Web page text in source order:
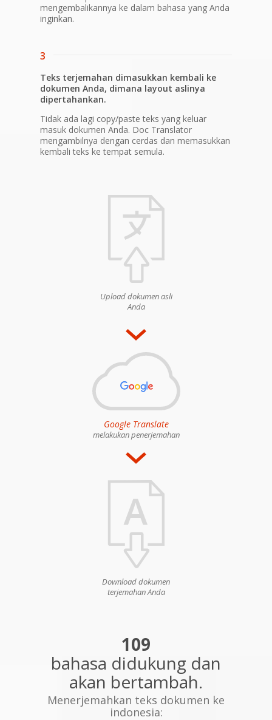
mengembalikannya ke dalam bahasa yang Anda
inginkan.
3
Teks terjemahan dimasukkan kembali ke
dokumen Anda, dimana layout aslinya
dipertahankan.
Tidak ada lagi copy/paste teks yang keluar
masuk dokumen Anda. Doc Translator
mengambilnya dengan cerdas dan memasukkan
kembali teks ke tempat semula.
Upload dokumen asli
Anda
Google Translate
melakukan penerjemahan
Download dokumen
terjemahan Anda
109
bahasa didukung dan
akan bertambah.
Menerjemahkan teks dokumen ke
indonesia: